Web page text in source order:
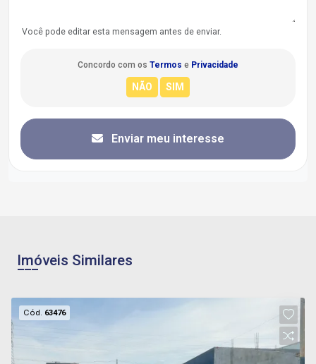
Você pode editar esta mensagem antes de enviar.
Concordo com os Termos e Privacidade
Enviar meu interesse
Imóveis Similares
Cód. 63476